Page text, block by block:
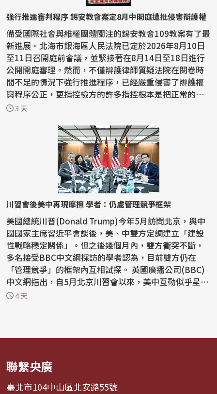
強行推進審判程序 錫安教會案定8月中開庭遭批侵害辯護權
備受國際社會與維權團體關注的錫安教會109教案有了最
新進展。北海市銀海區人民法院已定於2026年8月10日
至11日召開庭前會議，並緊接著在8月14日至18日進行
公開開庭審理。然而，不僅辯護律師質疑法院在閱卷時
間不足的情況下強行推進程序，已經嚴重侵害了辯護權
與程序公正，更指控檢方的許多指控根本是把正常的宗
教活動...
3 天
川習會後美中再現摩擦 學者：仍處管理競爭框架
美國總統川普(Donald Trump)今年5月訪問北京，與中
國國家主席習近平會談後，美、中雙方定調建立「建設
性戰略穩定關係」。但之後幾個月內，雙方衝突不斷，
多名接受BBC中文網採訪的學者認為，目前雙方仍在
「管理競爭」的框架內互相試探。 英國廣播公司(BBC)
中文網指出，自5月北京川習會以來，美中互動似乎呈現
「一邊...
4 天
聯繫央廣
臺北市104中山區北安路55號